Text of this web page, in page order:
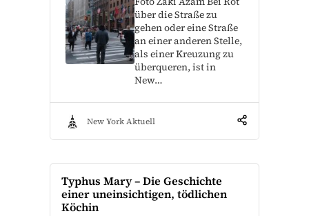
über die Straße zu
gehen oder eine Straße
an einer anderen Stelle,
als einer Kreuzung zu
überqueren, ist in
New…
New York Aktuell
Typhus Mary – Die Geschichte
einer uneinsichtigen, tödlichen
Köchin